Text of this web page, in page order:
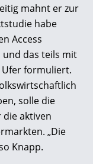
mahnt er zur
habe
Access
das teils mit
Ufer formuliert.
solle die
aktiven
„Die
Knapp.